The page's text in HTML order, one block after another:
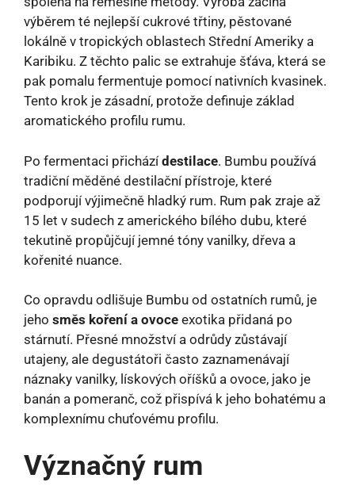
výběrem té nejlepší cukrové třtiny, pěstované
lokálně v tropických oblastech Střední Ameriky a
Karibiku. Z těchto palic se extrahuje šťáva, která se
pak pomalu fermentuje pomocí nativních kvasinek.
Tento krok je zásadní, protože definuje základ
aromatického profilu rumu.
Po fermentaci přicházídestilace. Bumbu používá
tradiční měděné destilační přístroje, které
podporují výjimečně hladký rum. Rum pak zraje až
15 let v sudech z amerického bílého dubu, které
tekutině propůjčují jemné tóny vanilky, dřeva a
kořenité nuance.
Co opravdu odlišuje Bumbu od ostatních rumů, je
jeho směs koření a ovoce exotika přidaná po
stárnutí. Přesné množství a odrůdy zůstávají
utajeny, ale degustátoři často zaznamenávají
náznaky vanilky, lískových oříšků a ovoce, jako je
banán a pomeranč, což přispívá k jeho bohatému a
komplexnímu chuťovému profilu.
Význačný rum